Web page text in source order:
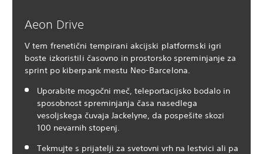
Aeon Drive
V tem frenetični tempirani akcijski platformski igri
boste izkoristili časovno in prostorsko spreminjanje za
sprint po kiberpank mestu Neo-Barcelona.
Uporabite mogočni meč, teleportacijsko bodalo in
sposobnost spreminjanja časa nasedlega
vesoljskega čuvaja Jackelyne, da pospešite skozi
100 nevarnih stopenj.
Tekmujte s prijatelji za svetovni vrh na lestvici ali pa